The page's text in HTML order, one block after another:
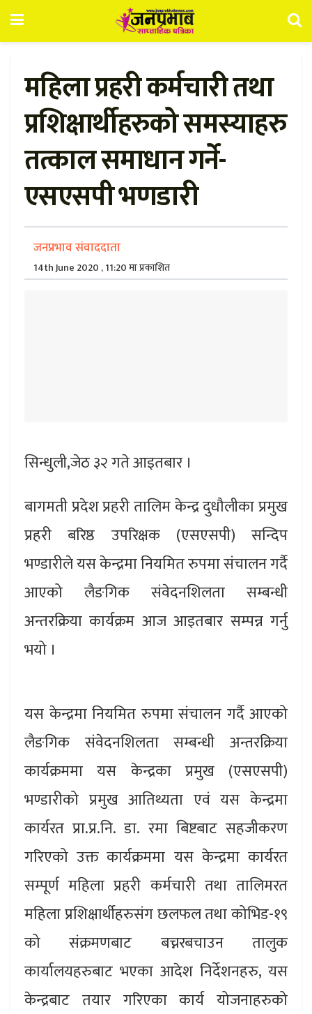
महिला प्रहरी कर्मचारी तथा
प्रशिक्षार्थीहरुको समस्याहरु
तत्काल समाधान गर्ने-
एसएसपी भणडारी
जनप्रभाव संवाददाता
14th June 2020 , 11:20 मा प्रकाशित
सिन्धुली,जेठ ३२ गते आइतबार ।
बागमती प्रदेश प्रहरी तालिम केन्द्र दुधौलीका प्रमुख
प्रहरी बरिष्ठ उपरिक्षक (एसएसपी) सन्दिप
भण्डारीले यस केन्द्रमा नियमित रुपमा संचालन गर्दै
आएको लैङगिक संवेदनशिलता सम्बन्धी
अन्तरक्रिया कार्यक्रम आज आइतबार सम्पन्न गर्नु
भयो ।
यस केन्द्रमा नियमित रुपमा संचालन गर्दै आएको
लैङगिक संवेदनशिलता सम्बन्धी अन्तरक्रिया
कार्यक्रममा यस केन्द्रका प्रमुख (एसएसपी)
भण्डारीको प्रमुख आतिथ्यता एवं यस केन्द्रमा
कार्यरत प्रा.प्र.नि. डा. रमा बिष्टबाट सहजीकरण
गरिएको उक्त कार्यक्रममा यस केन्द्रमा कार्यरत
सम्पूर्ण महिला प्रहरी कर्मचारी तथा तालिमरत
महिला प्रशिक्षार्थीहरुसंग छलफल तथा कोभिड-१९
को संक्रमणबाट बच्नरबचाउन तालुक
कार्यालयहरुबाट भएका आदेश निर्देशनहरु, यस
केन्द्रबाट तयार गरिएका कार्य योजनाहरुको